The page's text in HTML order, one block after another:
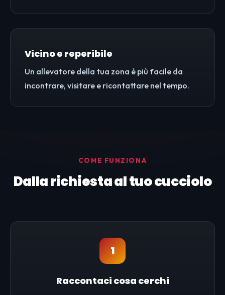
Vicino e reperibile
Un allevatore della tua zona è più facile da
incontrare, visitare e ricontattare nel tempo.
COME FUNZIONA
Dalla richiesta al tuo cucciolo
1
Raccontaci cosa cerchi